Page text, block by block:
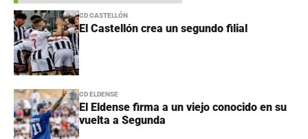
CD CASTELLÓN
El Castellón crea un segundo filial
CD ELDENSE
El Eldense firma a un viejo conocido en su
vuelta a Segunda